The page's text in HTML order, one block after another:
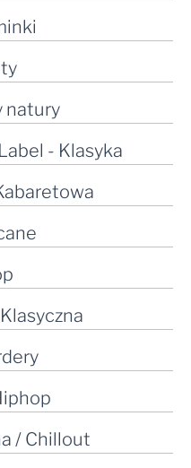
natury
- Klasyka
/ Chillout